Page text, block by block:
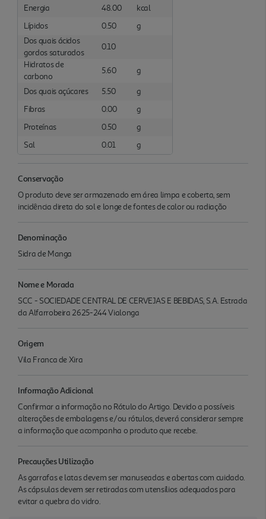
Energia
48.00
kcal
Lípidos
0.50
g
Dos quais ácidos
gordos saturados
0.10
Hidratos de
carbono
5.60 g
Dos quais açúcares 5.50
g
Fibras
0.00
g
Proteínas
0.50
g
Sal
0.01 g
Conservação
O produto deve ser armazenado em área limpa e coberta, sem
incidência direta do sol e longe de fontes de calor ou radiação
Denominação
Sidra de Manga
Nome e Morada
SCC - SOCIEDADE CENTRAL DE CERVEJAS E BEBIDAS, S.A. Estrada
da Alfarrobeira 2625-244 Vialonga
Origem
Vila Franca de Xira
Informação Adicional
Confirmar a informação no Rótulo do Artigo. Devido a possíveis
alterações de embalagens e/ou rótulos, deverá considerar sempre
a informação que acompanha o produto que recebe.
Precauções Utilização
As garrafas e latas devem ser manuseadas e abertas com cuidado.
As cápsulas devem ser retiradas com utensílios adequados para
evitar a quebra do vidro.